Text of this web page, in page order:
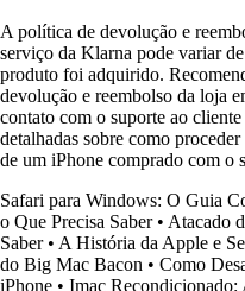
A política de devolução e
serviço da Klarna pode variar
produto foi adquirido.
devolução e reembolso da loja
contato com o suporte ao
detalhadas sobre como
de um iPhone comprado com o
Safari para Windows: O Guia
o Que Precisa Saber• Atacado
Saber• A História da Apple e
do Big Mac Bacon • Como
iPhone • Imac Recondicionado: